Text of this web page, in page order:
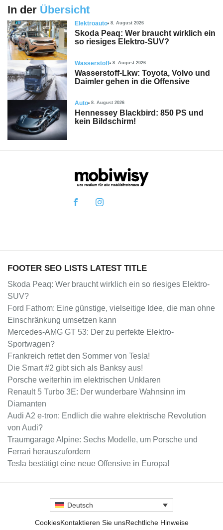
In der Übersicht
Elektroauto 8. August 2026
Skoda Peaq: Wer braucht wirklich ein
so riesiges Elektro-SUV?
Wasserstoff 8. August 2026
Wasserstoff-Lkw: Toyota, Volvo und
Daimler gehen in die Offensive
Auto 8. August 2026
Hennessey Blackbird: 850 PS und
kein Bildschirm!
FOOTER SEO LISTS LATEST TITLE
Skoda Peaq: Wer braucht wirklich ein so riesiges Elektro-
SUV?
Ford Fathom: Eine günstige, vielseitige Idee, die man ohne
Einschränkung umsetzen kann
Mercedes-AMG GT 53: Der zu perfekte Elektro-
Sportwagen?
Frankreich rettet den Sommer von Tesla!
Die Smart #2 gibt sich als Banksy aus!
Porsche weiterhin im elektrischen Unklaren
Renault 5 Turbo 3E: Der wunderbare Wahnsinn im
Diamanten
Audi A2 e-tron: Endlich die wahre elektrische Revolution
von Audi?
Traumgarage Alpine: Sechs Modelle, um Porsche und
Ferrari herauszufordern
Tesla bestätigt eine neue Offensive in Europa!
Deutsch
CookiesKontaktieren Sie unsRechtliche Hinweise